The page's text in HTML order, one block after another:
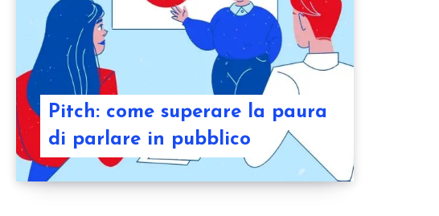
Pitch: come superare la paura
di parlare in pubblico